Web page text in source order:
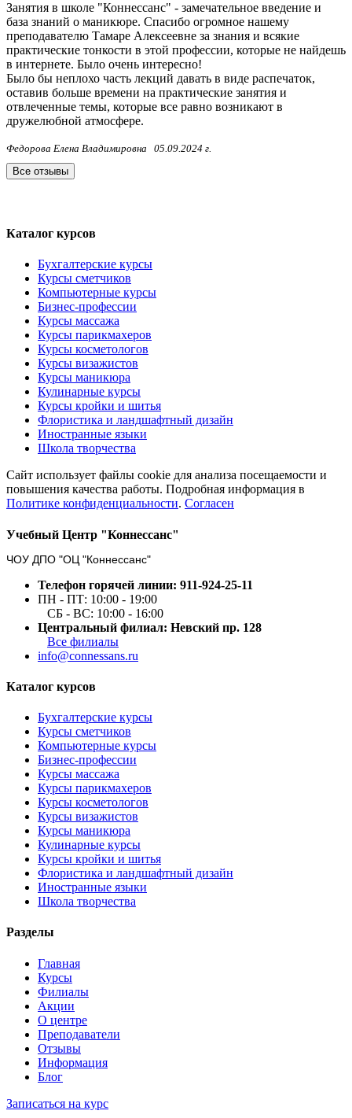
Занятия в школе "Коннессанс" - замечательное введение и
база знаний о маникюре. Спасибо огромное нашему
преподавателю Тамаре Алексеевне за знания и всякие
практические тонкости в этой профессии, которые не найдешь
в интернете. Было очень интересно!
Было бы неплохо часть лекций давать в виде распечаток,
оставив больше времени на практические занятия и
отвлеченные темы, которые все равно возникают в
дружелюбной атмосфере.
Федорова Елена Владимировна 05.09.2024 г.
Все отзывы
Каталог курсов
Бухгалтерские курсы
Курсы сметчиков
Компьютерные курсы
Бизнес-профессии
Курсы массажа
Курсы парикмахеров
Курсы косметологов
Курсы визажистов
Курсы маникюра
Кулинарные курсы
Курсы кройки и шитья
Флористика и ландшафтный дизайн
Иностранные языки
Школа творчества
Сайт использует файлы cookie для анализа посещаемости и
повышения качества работы. Подробная информация в
Политике конфиденциальности. Согласен
Учебный Центр "Коннессанс"
ЧОУ ДПО "ОЦ "Коннессанс"
Телефон горячей линии: 911-924-25-11
ПН - ПТ: 10:00 - 19:00
СБ - ВС: 10:00 - 16:00
Центральный филиал: Невский пр. 128
Все филиалы
info@connessans.ru
Каталог курсов
Бухгалтерские курсы
Курсы сметчиков
Компьютерные курсы
Бизнес-профессии
Курсы массажа
Курсы парикмахеров
Курсы косметологов
Курсы визажистов
Курсы маникюра
Кулинарные курсы
Курсы кройки и шитья
Флористика и ландшафтный дизайн
Иностранные языки
Школа творчества
Разделы
Главная
Курсы
Филиалы
Акции
О центре
Преподаватели
Отзывы
Информация
Блог
Записаться на курс